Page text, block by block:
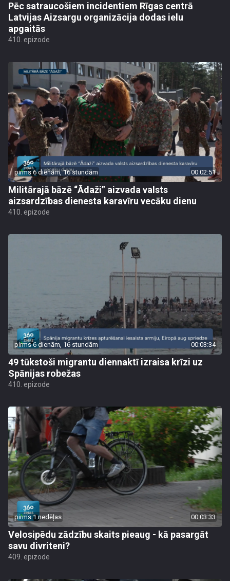
Pēc satraucošiem incidentiem Rīgas centrā
Latvijas Aizsargu organizācija dodas ielu
apgaitās
410. epizode
pirms 6 dienām, 16 stundām 00:02:51
Militārajā bāzē “Ādaži” aizvada valsts
aizsardzības dienesta karavīru vecāku dienu
410. epizode
pirms 6 dienām, 16 stundām 00:03:34
49 tūkstoši migrantu diennaktī izraisa krīzi uz
Spānijas robežas
410. epizode
pirms 1 nedēļas 00:03:33
Velosipēdu zādzību skaits pieaug - kā pasargāt
savu divriteni?
409. epizode